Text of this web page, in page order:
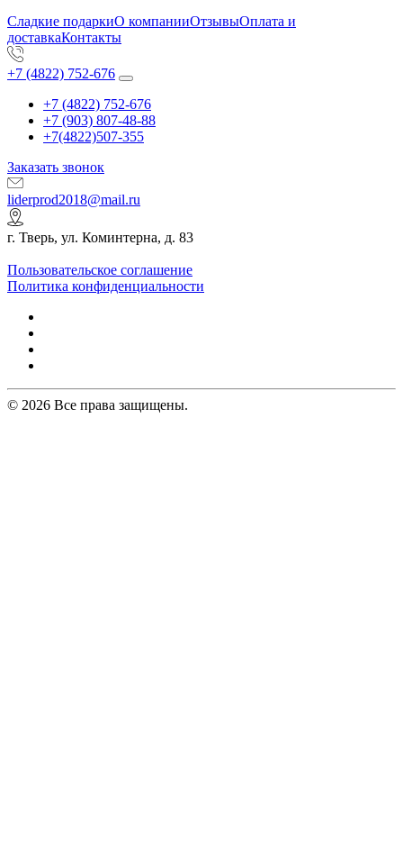
Сладкие подаркиО компанииОтзывыОплата и
доставкаКонтакты
+7 (4822) 752-676
+7 (4822) 752-676
+7 (903) 807-48-88
+7(4822)507-355
Заказать звонок
liderprod2018@mail.ru
г. Тверь, ул. Коминтерна, д. 83
Пользовательское соглашение
Политика конфиденциальности
© 2026 Все права защищены.